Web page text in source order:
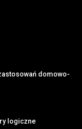
domowo-
logiczne